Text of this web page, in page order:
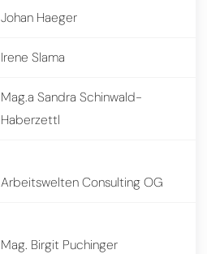
Johan Haeger
Irene Slama
Mag.a Sandra Schinwald-
Haberzettl
Arbeitswelten Consulting OG
Mag. Birgit Puchinger